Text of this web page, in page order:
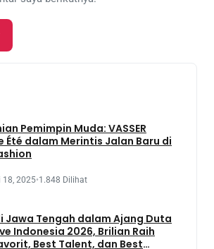
Pemimpin Muda: VASSER
Été dalam Merintis Jalan Baru di
18, 2025•1.848 Dilihat
Jawa Tengah dalam Ajang Duta
Indonesia 2026, Brilian Raih
Best Talent, dan Best